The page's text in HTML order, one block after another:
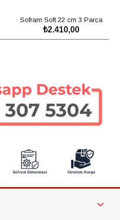
Sofram Soft 22 cm 3 Parça
Buharda Pişirme Tencere Seti - 5
Litre
₺2.410,00
SEPETE EKLE